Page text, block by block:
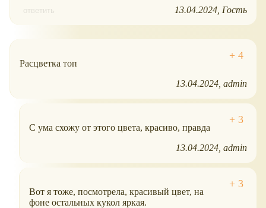
ответить 13.04.2024 Гость
Расцветка топ
13.04.2024 admin
С ума схожу от этого цвета, красиво, правда
13.04.2024 admin
Вот я тоже, посмотрела, красивый цвет, на
фоне остальных кукол яркая.